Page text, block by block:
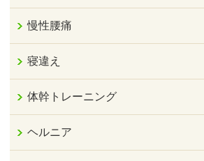
慢性腰痛
寝違え
体幹トレーニング
ヘルニア